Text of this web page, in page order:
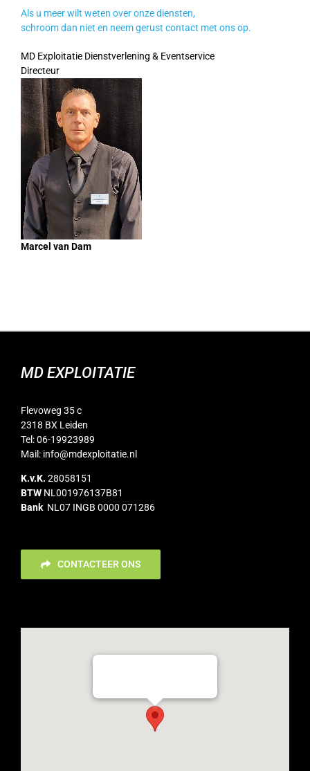
Als u meer wilt weten over onze diensten,
schroom dan niet en neem gerust contact met ons op.
MD Exploitatie Dienstverlening & Eventservice
Directeur
Marcel van Dam
MD EXPLOITATIE
Flevoweg 35 c
2318 BX Leiden
Tel: 06-19923989
Mail: info@mdexploitatie.nl
K.v.K. 28058151
BTW NL001976137B81
Bank NL07 INGB 0000 071286
CONTACTEER ONS
Flevoweg 35c, 2318 BX Leiden